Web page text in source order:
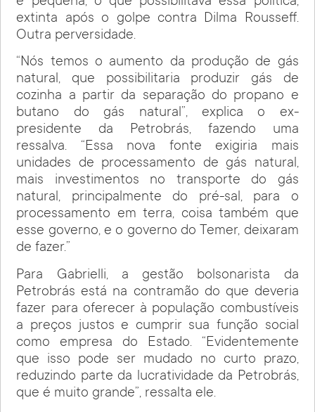
extinta após o golpe contra Dilma Rousseff.
Outra perversidade.
“Nós temos o aumento da produção de gás
natural, que possibilitaria produzir gás de
cozinha a partir da separação do propano e
butano do gás natural”, explica o ex-
presidente da Petrobrás, fazendo uma
ressalva. “Essa nova fonte exigiria mais
unidades de processamento de gás natural,
mais investimentos no transporte do gás
natural, principalmente do pré-sal, para o
processamento em terra, coisa também que
esse governo, e o governo do Temer, deixaram
de fazer.”
Para Gabrielli, a gestão bolsonarista da
Petrobrás está na contramão do que deveria
fazer para oferecer à população combustíveis
a preços justos e cumprir sua função social
como empresa do Estado. “Evidentemente
que isso pode ser mudado no curto prazo,
reduzindo parte da lucratividade da Petrobrás,
que é muito grande”, ressalta ele.